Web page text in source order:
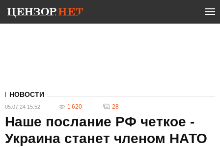
НОВОСТИ
05.07.24 15:52 1 620 28
Наше послание РФ четкое -
Украина станет членом НАТО